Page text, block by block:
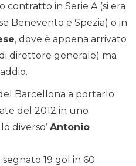
in Serie A (si era
Benevento e Spezia) o in
, dove è appena arrivato
direttore generale) ma
Barcellona a portarlo
del 2012 in uno
diverso’ Antonio
19 gol in 60